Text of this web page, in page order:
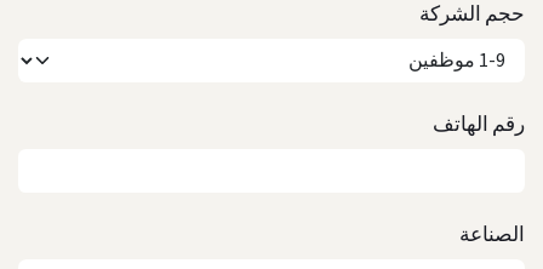
حجم الشركة
رقم الهاتف
الصناعة